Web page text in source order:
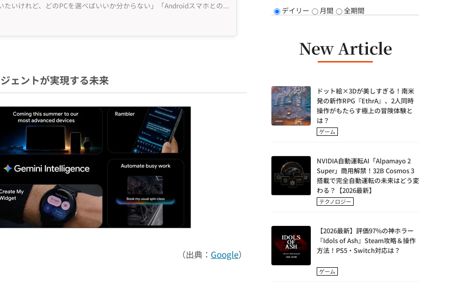
「最新のAI機能を使いたいけれど、どのPCを選べばいいか分からない」「Androidスマホとの連携が...
ェントが実現する未来
（出典： Google）
デイリー 月間 全期間
New Article
ドット絵×3Dが美しすぎる！南米
発の新作RPG『EthrA』、2人同時
操作がもたらす極上の冒険体験と
は？
ゲーム
NVIDIA自動運転AI「Alpamayo 2
Super」商用解禁！32B Cosmos 3
搭載で完全自動運転の未来はどう変
わる？【2026最新】
テクノロジー
【2026最新】評価97%の神ホラー
『Idols of Ash』Steam攻略＆操作
方法！PS5・Switch対応は？
ゲーム